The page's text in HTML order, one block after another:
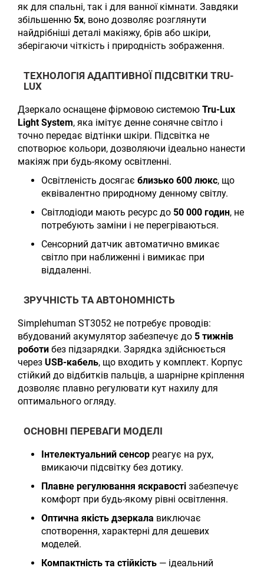
як для спальні, так і для ванної кімнати. Завдяки
збільшенню 5x, воно дозволяє розглянути
найдрібніші деталі макіяжу, брів або шкіри,
зберігаючи чіткість і природність зображення.
ТЕХНОЛОГІЯ АДАПТИВНОЇ ПІДСВІТКИ TRU-
LUX
Дзеркало оснащене фірмовою системою Tru-Lux
Light System, яка імітує денне сонячне світло і
точно передає відтінки шкіри. Підсвітка не
спотворює кольори, дозволяючи ідеально нанести
макіяж при будь-якому освітленні.
Освітленість досягає близько 600 люкс, що
еквівалентно природному денному світлу.
Світлодіоди мають ресурс до 50 000 годин, не
потребують заміни і не перегріваються.
Сенсорний датчик автоматично вмикає
світло при наближенні і вимикає при
віддаленні.
ЗРУЧНІСТЬ ТА АВТОНОМНІСТЬ
Simplehuman ST3052 не потребує проводів:
вбудований акумулятор забезпечує до 5 тижнів
роботи без підзарядки. Зарядка здійснюється
через USB-кабель, що входить у комплект. Корпус
стійкий до відбитків пальців, а шарнірне кріплення
дозволяє плавно регулювати кут нахилу для
оптимального огляду.
ОСНОВНІ ПЕРЕВАГИ МОДЕЛІ
Інтелектуальний сенсор реагує на рух,
вмикаючи підсвітку без дотику.
Плавне регулювання яскравості забезпечує
комфорт при будь-якому рівні освітлення.
Оптична якість дзеркала виключає
спотворення, характерні для дешевих
моделей.
Компактність та стійкість — ідеальний